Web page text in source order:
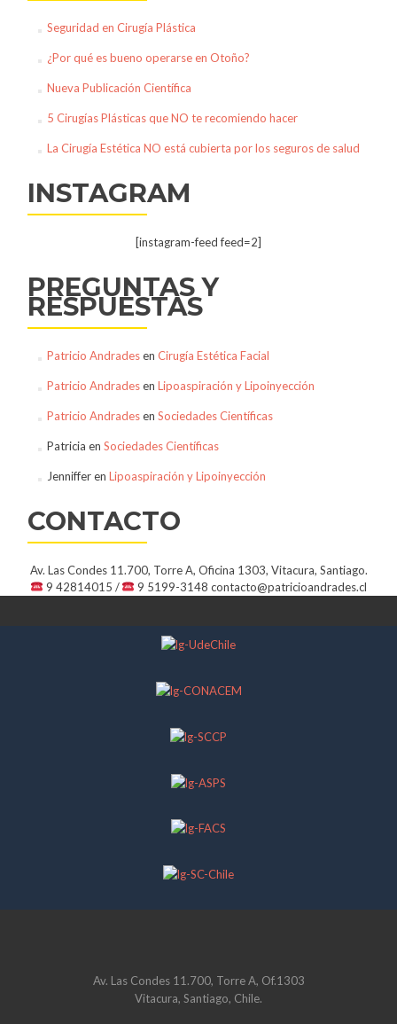
Seguridad en Cirugía Plástica
¿Por qué es bueno operarse en Otoño?
Nueva Publicación Científica
5 Cirugías Plásticas que NO te recomiendo hacer
La Cirugía Estética NO está cubierta por los seguros de salud
INSTAGRAM
[instagram-feed feed=2]
PREGUNTAS Y
RESPUESTAS
Patricio Andradesen Cirugía Estética Facial
Patricio Andradesen Lipoaspiración y Lipoinyección
Patricio Andradesen Sociedades Científicas
Patricia en Sociedades Científicas
Jennifferen Lipoaspiración y Lipoinyección
CONTACTO
Av. Las Condes 11.700, Torre A, Oficina 1303, Vitacura, Santiago.
9 42814015 /
9 5199-3148contacto@patricioandrades.cl
Av. Las Condes 11.700, Torre A, Of.1303
Vitacura, Santiago, Chile.